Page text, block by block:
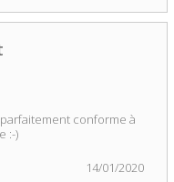
conforme à
:-)
14/01/2020